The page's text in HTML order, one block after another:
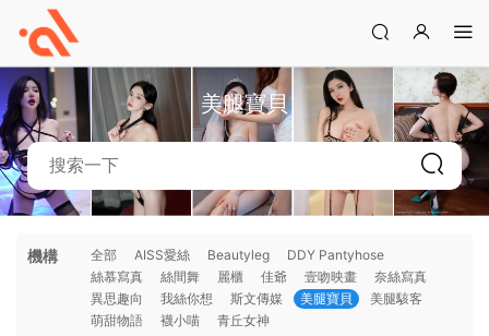
美腿寶貝
機構 全部 AISS愛絲 Beautyleg
DDY Pantyhose
絲慕寫真
絲間舞 麗櫃 佳爺 壹吻映畫
奈絲寫真
異思趣向
我絲你想 斯文傳媒 美腿寶貝
美腿駭客
萌甜物語
襪小喵 青丘女神